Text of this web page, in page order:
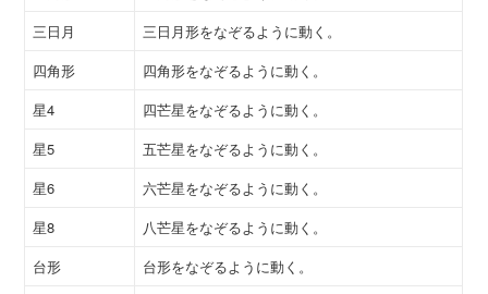
三日月
三日月形をなぞるように動く。
四角形
四角形をなぞるように動く。
星4
四芒星をなぞるように動く。
星5
五芒星をなぞるように動く。
星6
六芒星をなぞるように動く。
星8
八芒星をなぞるように動く。
台形
台形をなぞるように動く。